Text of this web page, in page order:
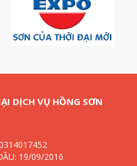
DỊCH VỤ HỒNG SƠN
19/09/2016